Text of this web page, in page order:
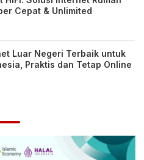
Cepat & Unlimited
Luar Negeri Terbaik untuk
Praktis dan Tetap Online